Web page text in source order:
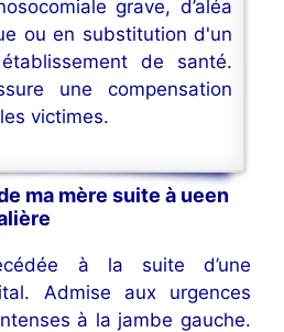
grave, d’aléa
ou en substitution d'un
de santé.
une compensation
victimes.
ma mère suite à ueen
à la suite d’une
Admise aux urgences
à la jambe gauche.